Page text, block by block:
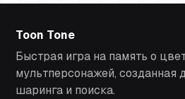
Toon Tone
Быстрая игра на память о
мультперсонажей, созданная
шаринга и поиска.